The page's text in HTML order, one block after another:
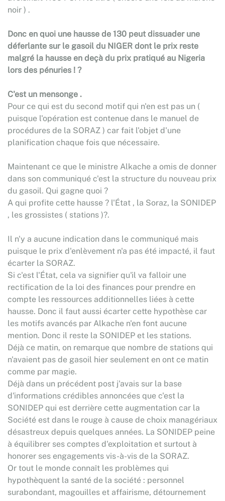
noir ) .
Donc en quoi une hausse de 130 peut dissuader une
déferlante sur le gasoil du NIGER dont le prix reste
malgré la hausse en deçà du prix pratiqué au Nigeria
lors des pénuries ! ?
C'est un mensonge .
Pour ce qui est du second motif qui n'en est pas un (
puisque l'opération est contenue dans le manuel de
procédures de la SORAZ ) car fait l'objet d'une
planification chaque fois que nécessaire.
Maintenant ce que le ministre Alkache a omis de donner
dans son communiqué c'est la structure du nouveau prix
du gasoil. Qui gagne quoi ?
A qui profite cette hausse ? l'État , la Soraz, la SONIDEP
, les grossistes ( stations )?.
Il n'y a aucune indication dans le communiqué mais
puisque le prix d'enlèvement n'a pas été impacté, il faut
écarter la SORAZ.
Si c'est l'État, cela va signifier qu'il va falloir une
rectification de la loi des finances pour prendre en
compte les ressources additionnelles liées à cette
hausse. Donc il faut aussi écarter cette hypothèse car
les motifs avancés par Alkache n'en font aucune
mention. Donc il reste la SONIDEP et les stations.
Déjà ce matin, on remarque que nombre de stations qui
n'avaient pas de gasoil hier seulement en ont ce matin
comme par magie.
Déjà dans un précédent post j'avais sur la base
d'informations crédibles annoncées que c'est la
SONIDEP qui est derrière cette augmentation car la
Société est dans le rouge à cause de choix managériaux
désastreux depuis quelques années. La SONIDEP peine
à équilibrer ses comptes d'exploitation et surtout à
honorer ses engagements vis-à-vis de la SORAZ.
Or tout le monde connaît les problèmes qui
hypothèquent la santé de la société : personnel
surabondant, magouilles et affairisme, détournement